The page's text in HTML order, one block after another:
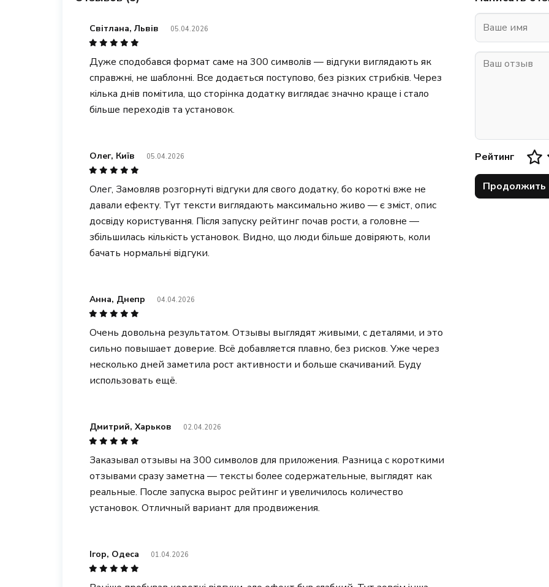
Світлана, Львів 05.04.2026
Дуже сподобався формат саме на 300 символів — відгуки виглядають як
справжні, не шаблонні. Все додається поступово, без різких стрибків. Через
кілька днів помітила, що сторінка додатку виглядає значно краще і стало
більше переходів та установок.
Олег, Київ 05.04.2026
Олег, Замовляв розгорнуті відгуки для свого додатку, бо короткі вже не
давали ефекту. Тут тексти виглядають максимально живо — є зміст, опис
досвіду користування. Після запуску рейтинг почав рости, а головне —
збільшилась кількість установок. Видно, що люди більше довіряють, коли
бачать нормальні відгуки.
Анна, Днепр 04.04.2026
Очень довольна результатом. Отзывы выглядят живыми, с деталями, и это
сильно повышает доверие. Всё добавляется плавно, без рисков. Уже через
несколько дней заметила рост активности и больше скачиваний. Буду
использовать ещё.
Дмитрий, Харьков 02.04.2026
Заказывал отзывы на 300 символов для приложения. Разница с короткими
отзывами сразу заметна — тексты более содержательные, выглядят как
реальные. После запуска вырос рейтинг и увеличилось количество
установок. Отличный вариант для продвижения.
Ігор, Одеса 01.04.2026
Рейтинг
Продолжить